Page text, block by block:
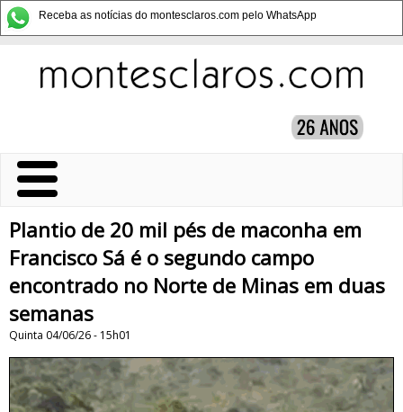
Receba as notícias do montesclaros.com pelo WhatsApp
Plantio de 20 mil pés de maconha em
Francisco Sá é o segundo campo
encontrado no Norte de Minas em duas
semanas
Quinta 04/06/26 - 15h01